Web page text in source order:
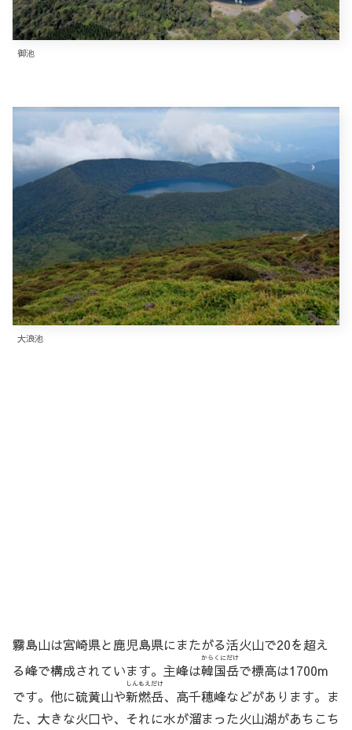
御池
大浪池
霧島山は宮崎県と鹿児島県にまたがる活火山で20を超え
る峰で構成されています。主峰は韓国岳
からくにだけ
で標高は1700m
です。他に硫黄山や新燃岳
しんもえだけ
、高千穂峰などがあります。ま
た、大きな火口や、それに水が溜まった火山湖があちこち